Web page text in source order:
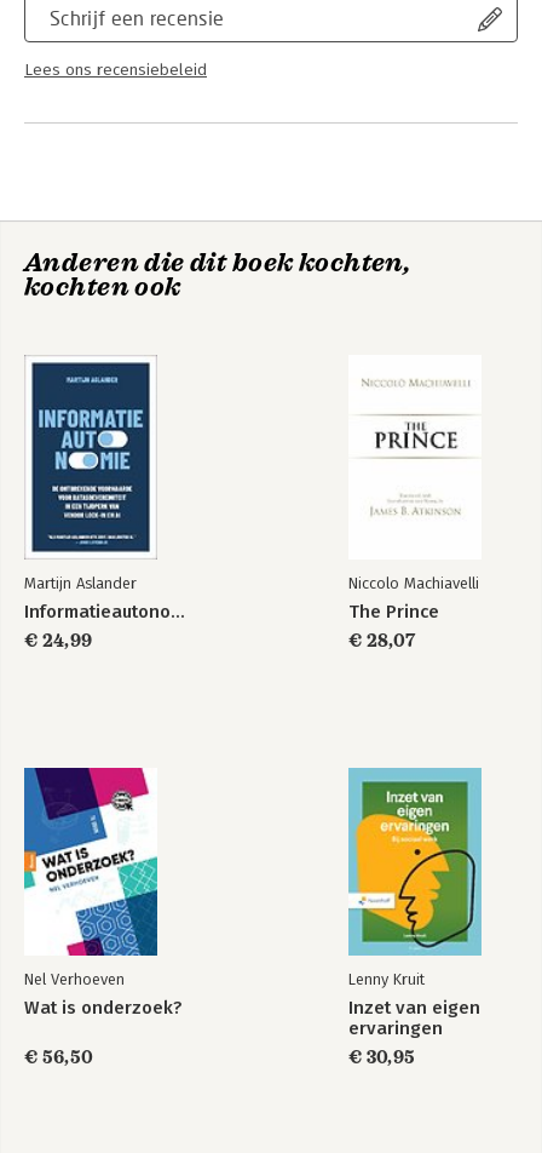
Schrijf een recensie
Lees ons recensiebeleid
Anderen die dit boek kochten,
kochten ook
Martijn Aslander
Informatieautonomie
€ 24,99
Niccolo Machiavelli
The Prince
€ 28,07
Nel Verhoeven
Wat is onderzoek?
€ 56,50
Lenny Kruit
Inzet van eigen
ervaringen
€ 30,95